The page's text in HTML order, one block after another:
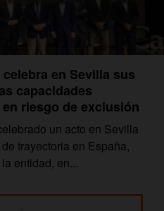
en Sevilla sus
capacidades
riesgo de exclusión
un acto en Sevilla
trayectoria en España,
entidad, en...